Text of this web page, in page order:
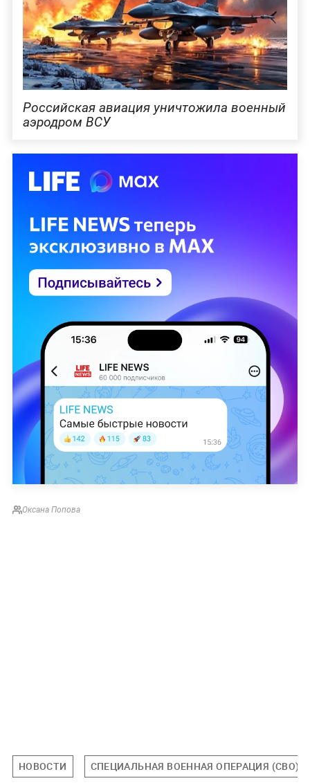
Российская авиация уничтожила военный
аэродром ВСУ
Оксана Попова
НОВОСТИ СПЕЦИАЛЬНАЯ ВОЕННАЯ ОПЕРАЦИЯ (СВО)